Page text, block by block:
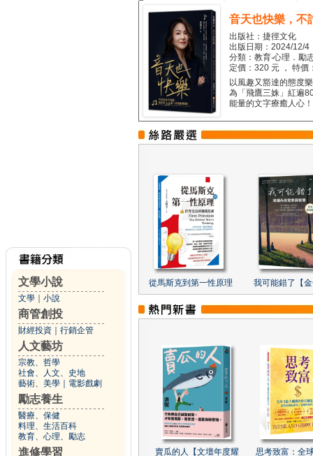
文學小說
文學 小說
商管創投
財經投資 行銷企管
人文藝坊
宗教、哲學
社會、人文、史地
藝術、美學
電影戲劇
勵志養生
醫療、保健
料理、生活百科
教育、心理、勵志
進修學習
音天也快樂，不
出版社：捷徑文化
出版日期：2024/12/4
分類：教育‧心理．勵
定價：320 元 ， 特價
以風趣又豁達的態度
為「飛鷹三姝」紅遍
能量的文字療癒人心
從馬斯克到第一性原理 我可能錯了【
賣瓜的人【文壇年度耀 思考致富：全